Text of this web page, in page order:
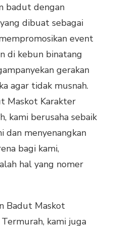
badut dengan
dibuat sebagai
event
di kebun binatang
gerakan
agar tidak musnah.
Maskot Karakter
kami berusaha sebaik
dan menyenangkan
bagi kami,
hal yang nomer
Badut Maskot
kami juga